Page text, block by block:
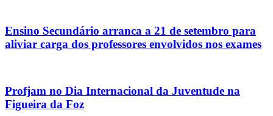
Ensino Secundário arranca a 21 de setembro para
aliviar carga dos professores envolvidos nos exames
Profjam no Dia Internacional da Juventude na
Figueira da Foz